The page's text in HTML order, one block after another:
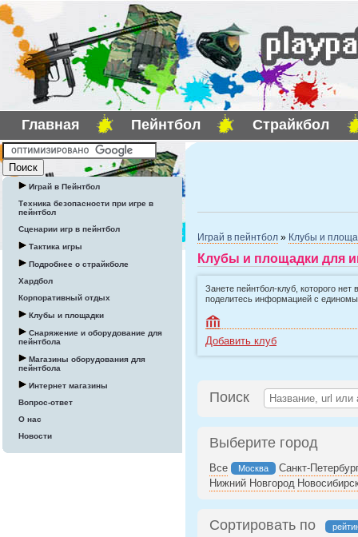
Главная Пейнтбол Страйкбол
Играй в Пейнтбол
Техника безопасности при игре в
пейнтбол
Сценарии игр в пейнтбол
Тактика игры
Подробнее о страйкболе
Хардбол
Корпоративный отдых
Клубы и площадки
Снаряжение и оборудование для
пейнтбола
Магазины оборудования для
пейнтбола
Интернет магазины
Вопрос-ответ
О нас
Новости
Играй в пейнтбол » Клубы и
Клубы и площадки для
Занете пейнтбол-клуб, которого
поделитесь информацией с
Добавить клуб
Поиск
Выберите город
Все Москва
Санкт-
Нижний Новгород
Сортировать по